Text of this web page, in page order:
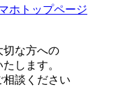
ホトップページ
切な方への
します。
談ください